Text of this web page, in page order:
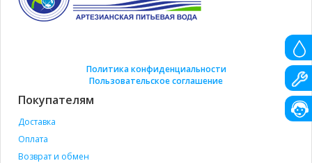
Политика конфиденциальности
Пользовательское соглашение
Покупателям
Доставка
Оплата
Возврат и обмен